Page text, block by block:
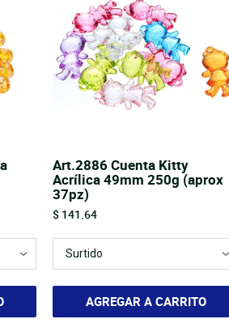
Art.2886 Cuenta Kitty
Acrílica 49mm 250g (aprox
37pz)
Price
$ 141.64
AGREGAR A CARRITO